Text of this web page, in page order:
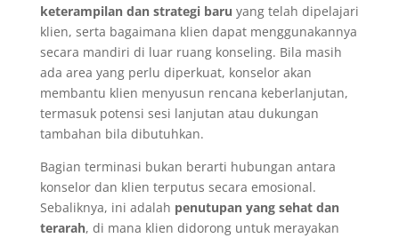
keterampilan dan strategi baru yang telah dipelajari
klien, serta bagaimana klien dapat menggunakannya
secara mandiri di luar ruang konseling. Bila masih
ada area yang perlu diperkuat, konselor akan
membantu klien menyusun rencana keberlanjutan,
termasuk potensi sesi lanjutan atau dukungan
tambahan bila dibutuhkan.
Bagian terminasi bukan berarti hubungan antara
konselor dan klien terputus secara emosional.
Sebaliknya, ini adalah penutupan yang sehat dan
terarah, di mana klien didorong untuk merayakan